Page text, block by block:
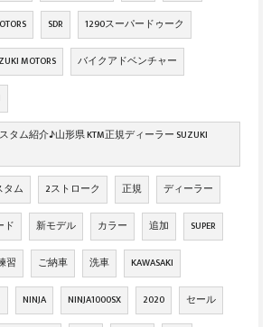
SDR 1290スーパードゥーク
MOTORS バイクアドベンチャー
スタム紹介♪山形県 KTM正規ディーラー SUZUKI
タム 2ストローク 正規 ディーラー
ド 新モデル カラー 追加 SUPER
習 ご納車 洗車 KAWASAKI
NINJA NINJA1000SX 2020 セール